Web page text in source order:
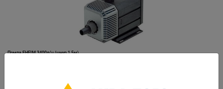
Помпа EHEIM 3400л/ч (шнур 1,5м)